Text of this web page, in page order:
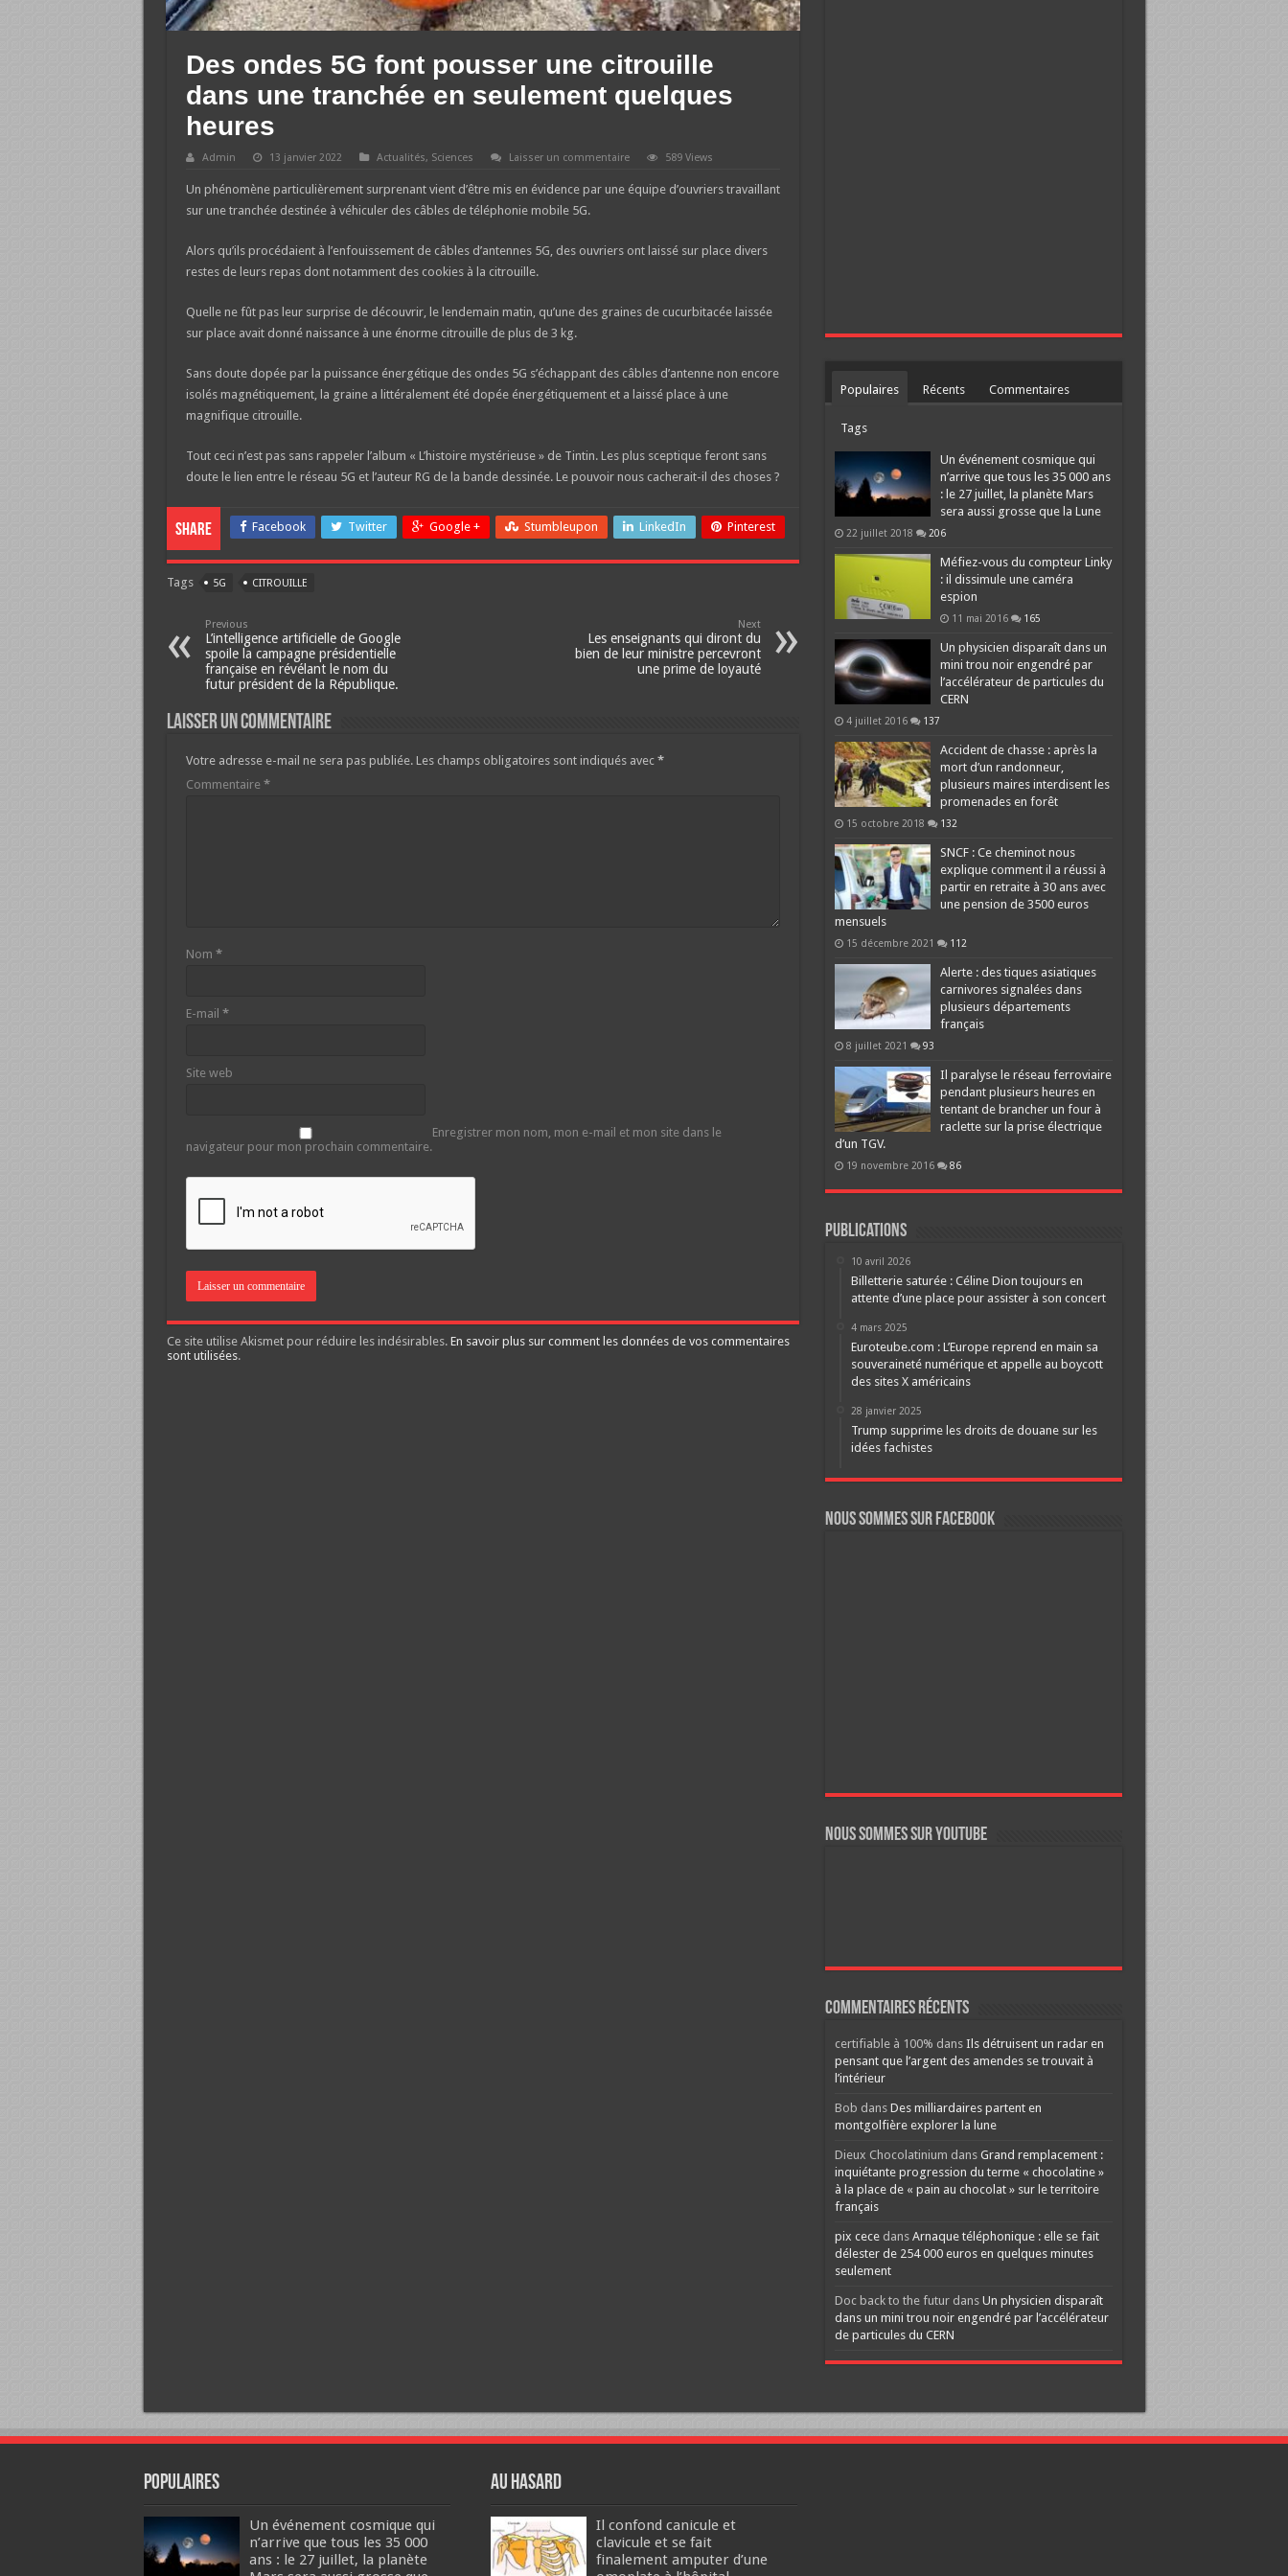
Des ondes 5G font pousser une citrouille
dans une tranchée en seulement quelques
heures
Admin 13 janvier 2022 Actualités, Sciences Laisser un commentaire 589 Views
Un phénomène particulièrement surprenant vient d’être mis en évidence par une équipe d’ouvriers travaillant
sur une tranchée destinée à véhiculer des câbles de téléphonie mobile 5G.
Alors qu’ils procédaient à l’enfouissement de câbles d’antennes 5G, des ouvriers ont laissé sur place divers
restes de leurs repas dont notamment des cookies à la citrouille.
Quelle ne fût pas leur surprise de découvrir, le lendemain matin, qu’une des graines de cucurbitacée laissée
sur place avait donné naissance à une énorme citrouille de plus de 3 kg.
Sans doute dopée par la puissance énergétique des ondes 5G s’échappant des câbles d’antenne non encore
isolés magnétiquement, la graine a littéralement été dopée énergétiquement et a laissé place à une
magnifique citrouille.
Tout ceci n’est pas sans rappeler l’album « L’histoire mystérieuse » de Tintin. Les plus sceptique feront sans
doute le lien entre le réseau 5G et l’auteur RG de la bande dessinée. Le pouvoir nous cacherait-il des choses ?
Share Facebook Twitter Google + Stumbleupon LinkedIn Pinterest
Tags 5G CITROUILLE
Previous
L’intelligence artificielle de Google
spoile la campagne présidentielle
française en révélant le nom du
futur président de la République.
Next
Les enseignants qui diront du
bien de leur ministre percevront
une prime de loyauté
Laisser un commentaire
Votre adresse e-mail ne sera pas publiée. Les champs obligatoires sont indiqués avec *
Commentaire *
Nom *
E-mail *
Site web
Enregistrer mon nom, mon e-mail et mon site dans le
navigateur pour mon prochain commentaire.
Ce site utilise Akismet pour réduire les indésirables. En savoir plus sur comment les données de vos commentaires
sont utilisées.
Populaires Récents Commentaires
Tags
Un événement cosmique qui
n’arrive que tous les 35 000 ans
: le 27 juillet, la planète Mars
sera aussi grosse que la Lune
22 juillet 2018 206
Méfiez-vous du compteur Linky
: il dissimule une caméra
espion
11 mai 2016 165
Un physicien disparaît dans un
mini trou noir engendré par
l’accélérateur de particules du
CERN
4 juillet 2016 137
Accident de chasse : après la
mort d’un randonneur,
plusieurs maires interdisent les
promenades en forêt
15 octobre 2018 132
SNCF : Ce cheminot nous
explique comment il a réussi à
partir en retraite à 30 ans avec
une pension de 3500 euros
mensuels
15 décembre 2021 112
Alerte : des tiques asiatiques
carnivores signalées dans
plusieurs départements
français
8 juillet 2021 93
Il paralyse le réseau ferroviaire
pendant plusieurs heures en
tentant de brancher un four à
raclette sur la prise électrique
d’un TGV.
19 novembre 2016 86
Publications
10 avril 2026
Billetterie saturée : Céline Dion toujours en
attente d’une place pour assister à son concert
4 mars 2025
Euroteube.com : L’Europe reprend en main sa
souveraineté numérique et appelle au boycott
des sites X américains
28 janvier 2025
Trump supprime les droits de douane sur les
idées fachistes
Nous sommes sur FaceBook
Nous sommes sur YouTube
Commentaires récents
certifiable à 100% dans Ils détruisent un radar en
pensant que l’argent des amendes se trouvait à
l’intérieur
Bob dans Des milliardaires partent en
montgolfière explorer la lune
Dieux Chocolatinium dans Grand remplacement :
inquiétante progression du terme « chocolatine »
à la place de « pain au chocolat » sur le territoire
français
pix cecedans Arnaque téléphonique : elle se fait
délester de 254 000 euros en quelques minutes
seulement
Doc back to the futurdans Un physicien disparaît
dans un mini trou noir engendré par l’accélérateur
de particules du CERN
Populaires
Un événement cosmique qui
n’arrive que tous les 35 000
ans : le 27 juillet, la planète
Au hasard
Il confond canicule et
clavicule et se fait
finalement amputer d’une